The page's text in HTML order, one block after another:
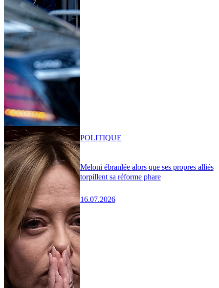
Meloni ébranlée alors que ses propres alliés
torpillent sa réforme phare
16.07.2026
POLITIQUE